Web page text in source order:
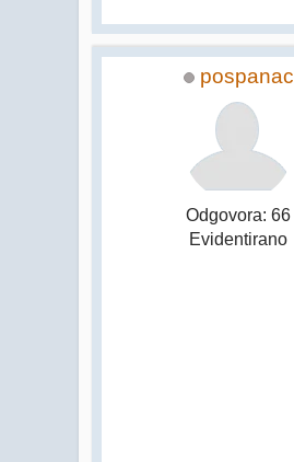
pospanac
Odgovora: 66
Evidentirano